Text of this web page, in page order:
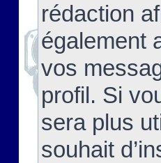
rédaction
également
vos
profil. Si
sera plus
souhait